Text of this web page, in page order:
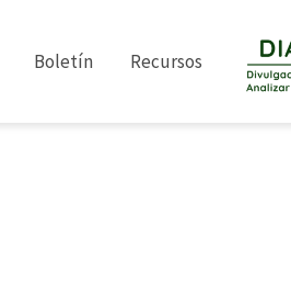
Boletín Recursos